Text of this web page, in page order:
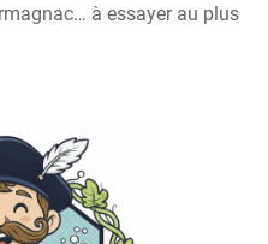
à essayer au plus